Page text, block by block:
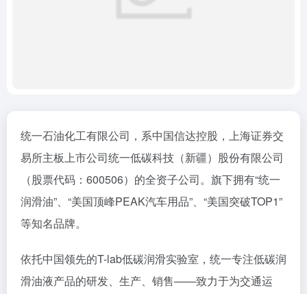
统一石油化工有限公司，系中国信达控股，上海证券交
易所主板上市公司统一低碳科技（新疆）股份有限公司
（股票代码：600506）的全资子公司。旗下拥有“统一
润滑油”、“美国顶峰PEAK汽车用品”、“美国突破TOP1”
等知名品牌。
依托中国领先的T-lab低碳润滑实验室，统一专注低碳润
滑油液产品的研发、生产、销售——致力于为交通运